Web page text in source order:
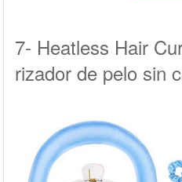
7- Heatless Hair
rizador de pelo sin